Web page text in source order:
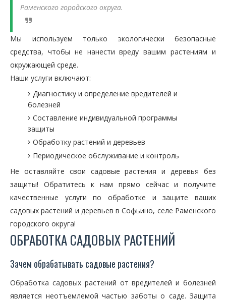
Раменского городского округа.
Мы используем только экологически безопасные
средства, чтобы не нанести вреду вашим растениям и
окружающей среде.
Наши услуги включают:
Диагностику и определение вредителей и
болезней
Составление индивидуальной программы
защиты
Обработку растений и деревьев
Периодическое обслуживание и контроль
Не оставляйте свои садовые растения и деревья без
защиты! Обратитесь к нам прямо сейчас и получите
качественные услуги по обработке и защите ваших
садовых растений и деревьев в Софьино, селе Раменского
городского округа!
ОБРАБОТКА САДОВЫХ РАСТЕНИЙ
Зачем обрабатывать садовые растения?
Обработка садовых растений от вредителей и болезней
является неотъемлемой частью заботы о саде. Защита